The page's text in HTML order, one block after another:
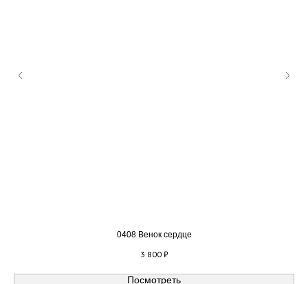
0408 Венок сердце
3 800 ₽
Посмотреть